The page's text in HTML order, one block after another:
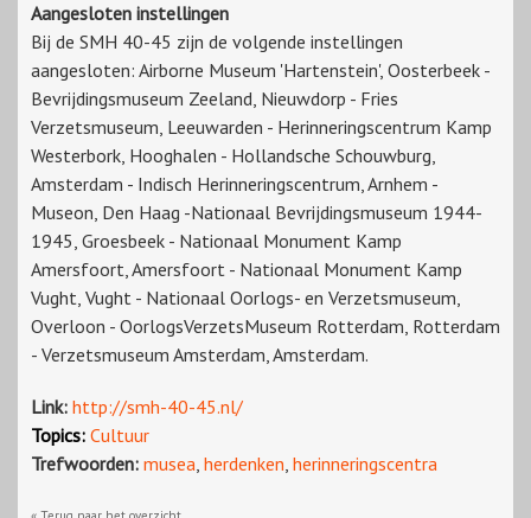
Aangesloten instellingen
Bij de SMH 40-45 zijn de volgende instellingen
aangesloten: Airborne Museum 'Hartenstein', Oosterbeek -
Bevrijdingsmuseum Zeeland, Nieuwdorp - Fries
Verzetsmuseum, Leeuwarden - Herinneringscentrum Kamp
Westerbork, Hooghalen - Hollandsche Schouwburg,
Amsterdam - Indisch Herinneringscentrum, Arnhem -
Museon, Den Haag -Nationaal Bevrijdingsmuseum 1944-
1945, Groesbeek - Nationaal Monument Kamp
Amersfoort, Amersfoort - Nationaal Monument Kamp
Vught, Vught - Nationaal Oorlogs- en Verzetsmuseum,
Overloon - OorlogsVerzetsMuseum Rotterdam, Rotterdam
- Verzetsmuseum Amsterdam, Amsterdam.
Link: http://smh-40-45.nl/
Topics: Cultuur
Trefwoorden: musea, herdenken, herinneringscentra